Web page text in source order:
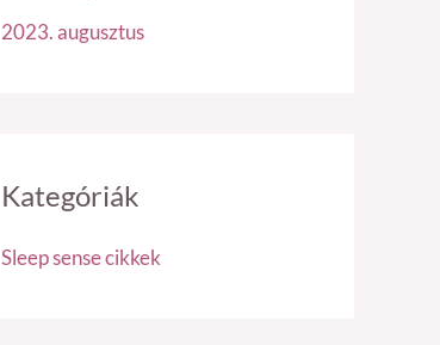
2023. augusztus
Kategóriák
Sleep sense cikkek